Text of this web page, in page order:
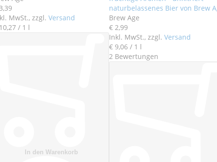
,39
MwSt., zzgl. Versand
,27 / 1 l
In den Warenkorb
naturbelassenes Bier von Brew
Brew Age
€ 2,99
Inkl. MwSt., zzgl. Versand
€ 9,06 / 1 l
2 Bewertungen